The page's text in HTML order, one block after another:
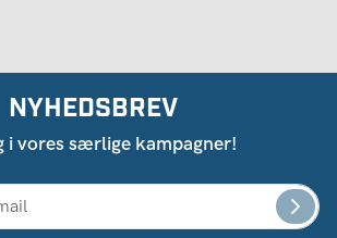
NYHEDSBREV
i vores særlige kampagner!